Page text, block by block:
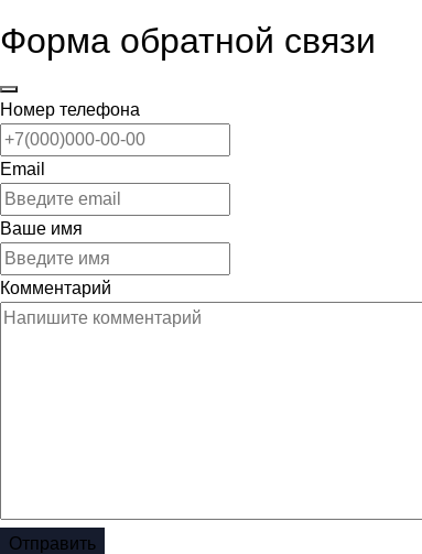
Форма обратной связи
Номер телефона
Email
Ваше имя
Комментарий
Отправить